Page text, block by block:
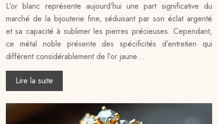
L’or blanc représente aujourd’hui une part significative du
marché de la bijouterie fine, séduisant par son éclat argenté
et sa capacité à sublimer les pierres précieuses. Cependant,
ce métal noble présente des spécificités d’entretien qui
diffèrent considérablement de l’or jaune…
Lire la suite